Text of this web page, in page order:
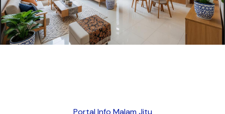
Portal Info Malam Jitu